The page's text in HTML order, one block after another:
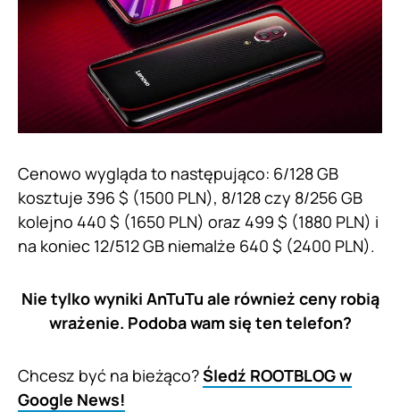
Cenowo wygląda to następująco: 6/128 GB
kosztuje 396 $ (1500 PLN), 8/128 czy 8/256 GB
kolejno 440 $ (1650 PLN) oraz 499 $ (1880 PLN) i
na koniec 12/512 GB niemalże 640 $ (2400 PLN).
Nie tylko wyniki AnTuTu ale również ceny robią
wrażenie. Podoba wam się ten telefon?
Chcesz być na bieżąco?Śledź ROOTBLOG w
Google News!